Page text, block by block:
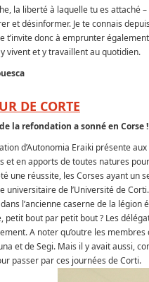
la liberté à laquelle tu es attaché
et désinformer. Je te connais
t’invite donc à emprunter
vivent et y travaillent au quotidien.
DE CORTE
la refondation a sonné en Corse !
d’Autonomia Eraiki présente aux
et en apports de toutes natures
une réussite, les Corses ayant un
universitaire de l’Université de
l’ancienne caserne de la
petit bout par petit bout ? Les
A noter qu’outre les
et de Segi. Mais il y avait aussi,
passer par ces journées de Corti.